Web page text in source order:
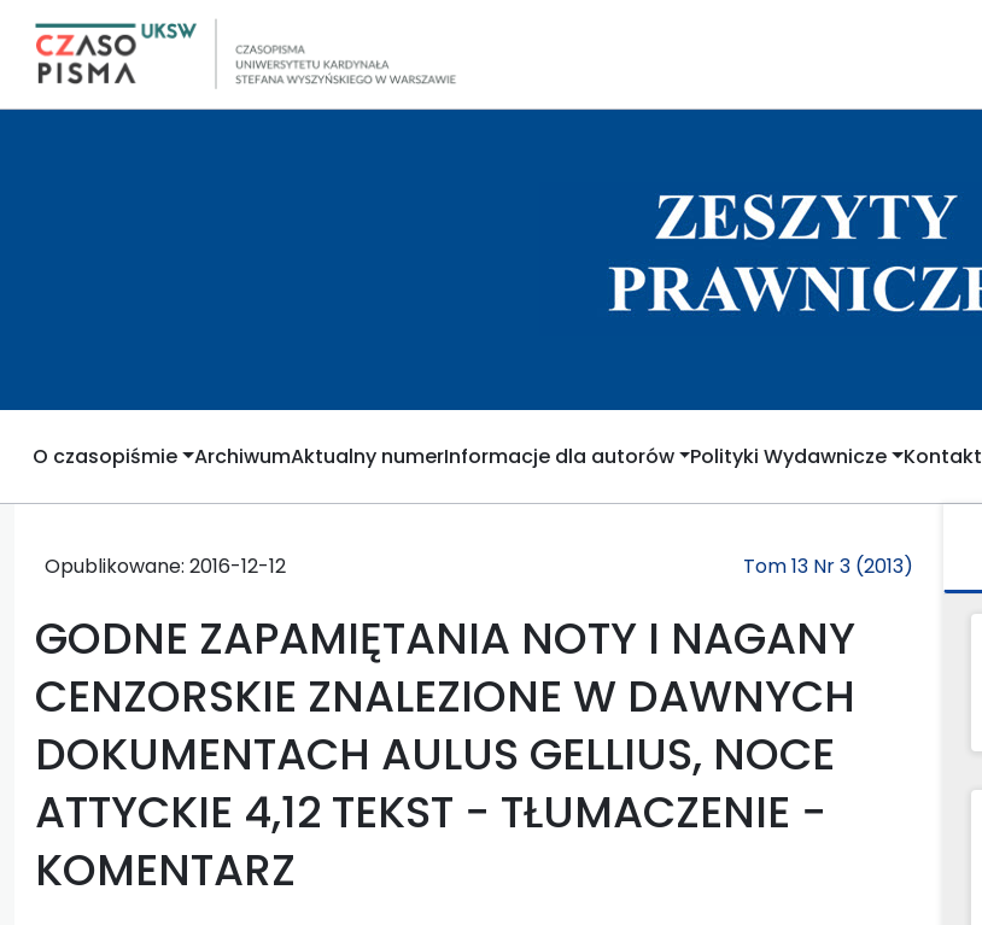
O czasopiśmie ArchiwumAktualny numerInformacje dla autorów Polityki Wydawnicze Kontakt
Opublikowane: 2016-12-12 Tom 13 Nr 3 (2013)
GODNE ZAPAMIĘTANIA NOTY I NAGANY
CENZORSKIE ZNALEZIONE W DAWNYCH
DOKUMENTACH AULUS GELLIUS, NOCE
ATTYCKIE 4,12 TEKST − TŁUMACZENIE −
KOMENTARZ